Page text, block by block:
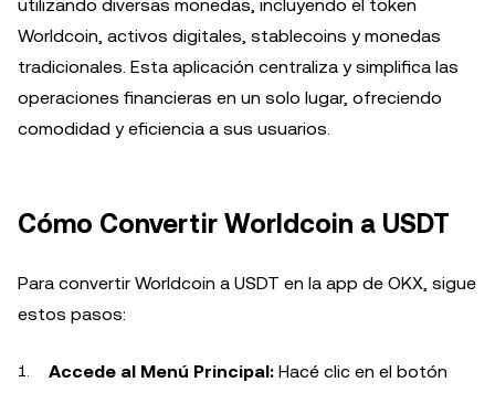
utilizando diversas monedas, incluyendo el token
Worldcoin, activos digitales, stablecoins y monedas
tradicionales. Esta aplicación centraliza y simplifica las
operaciones financieras en un solo lugar, ofreciendo
comodidad y eficiencia a sus usuarios.
Cómo Convertir Worldcoin a USDT
Para convertir Worldcoin a USDT en la app de OKX, sigue
estos pasos:
Accede al Menú Principal: Hacé clic en el botón